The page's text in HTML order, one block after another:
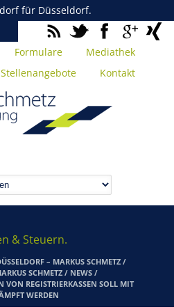
für Düsseldorf.
Formulare
Mediathek
Stellenangebote Kontakt
& Steuern.
– MARKUS SCHMETZ /
SCHMETZ / NEWS /
VON REGISTRIERKASSEN SOLL MIT
WERDEN